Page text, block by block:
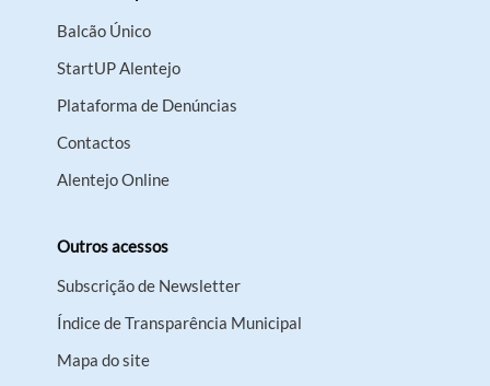
Balcão Único
StartUP Alentejo
Plataforma de Denúncias
Contactos
Alentejo Online
Outros acessos
Subscrição de Newsletter
Índice de Transparência Municipal
Mapa do site